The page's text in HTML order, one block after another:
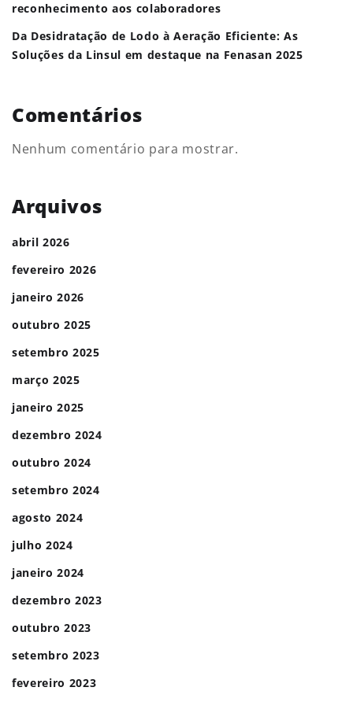
reconhecimento aos colaboradores
Da Desidratação de Lodo à Aeração Eficiente: As
Soluções da Linsul em destaque na Fenasan 2025
Comentários
Nenhum comentário para mostrar.
Arquivos
abril 2026
fevereiro 2026
janeiro 2026
outubro 2025
setembro 2025
março 2025
janeiro 2025
dezembro 2024
outubro 2024
setembro 2024
agosto 2024
julho 2024
janeiro 2024
dezembro 2023
outubro 2023
setembro 2023
fevereiro 2023